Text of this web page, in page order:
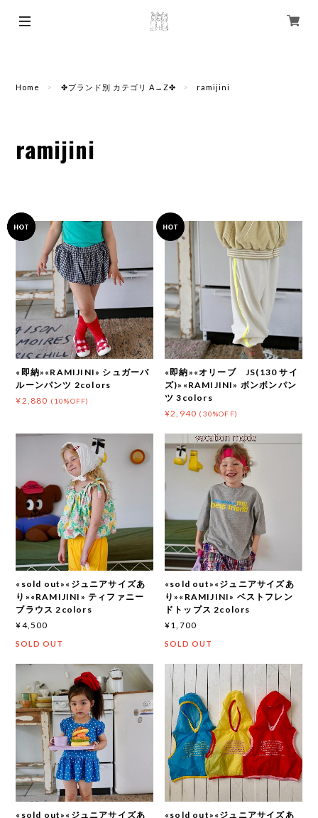
Home ✤ブランド別 カテゴリ A→Z✤ ramijini
ramijini
«即納»«RAMIJINI» シュガーバ
ルーンパンツ 2colors
¥2,880 (10%OFF)
«即納»«オリーブ JS(130 サイ
ズ)»«RAMIJINI» ボンボンパン
ツ 3colors
¥2,940 (30%OFF)
«sold out»«ジュニアサイズあ
り»«RAMIJINI» ティファニー
ブラウス 2colors
¥4,500
SOLD OUT
«sold out»«ジュニアサイズあ
り»«RAMIJINI» ベストフレン
ドトップス 2colors
¥1,700
SOLD OUT
«sold out»«ジュニアサイズあ
«sold out»«ジュニアサイズあ